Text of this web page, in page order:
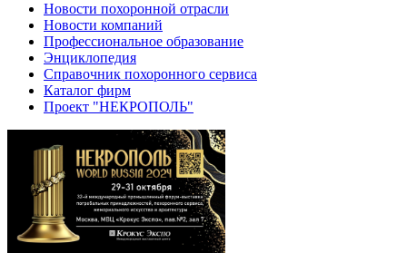
Новости похоронной отрасли
Новости компаний
Профессиональное образование
Энциклопедия
Справочник похоронного сервиса
Каталог фирм
Проект "НЕКРОПОЛЬ"